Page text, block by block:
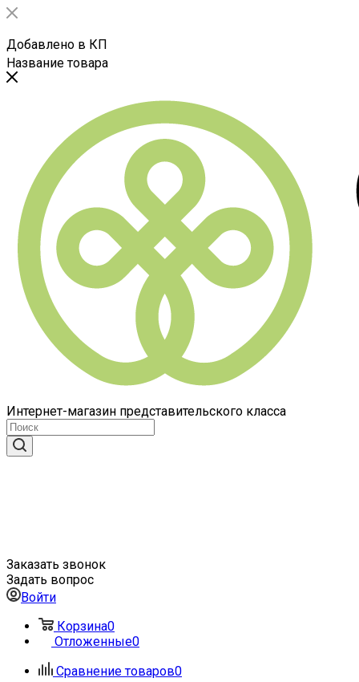
Добавлено в КП
Название товара
Интернет-магазин представительского класса
Заказать звонок
Задать вопрос
Войти
Корзина0
Отложенные0
Сравнение товаров0